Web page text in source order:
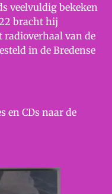
veelvuldig bekeken
bracht hij
radioverhaal van de
in de Bredense
en CDs naar de